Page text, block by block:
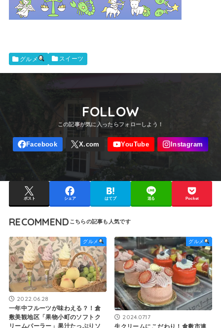
グルメ スイーツ
FOLLOW
ポスト シェア はてブ 送る Pocket
RECOMMEND
グルメ
2022.06.28
一年中フルーツが味わえる？！倉
敷美観地区「果物小町のソフトク
リームパーラー」果汁たっぷりソ
グルメ
2024.07.17
生クリームにこだわり！倉敷市連